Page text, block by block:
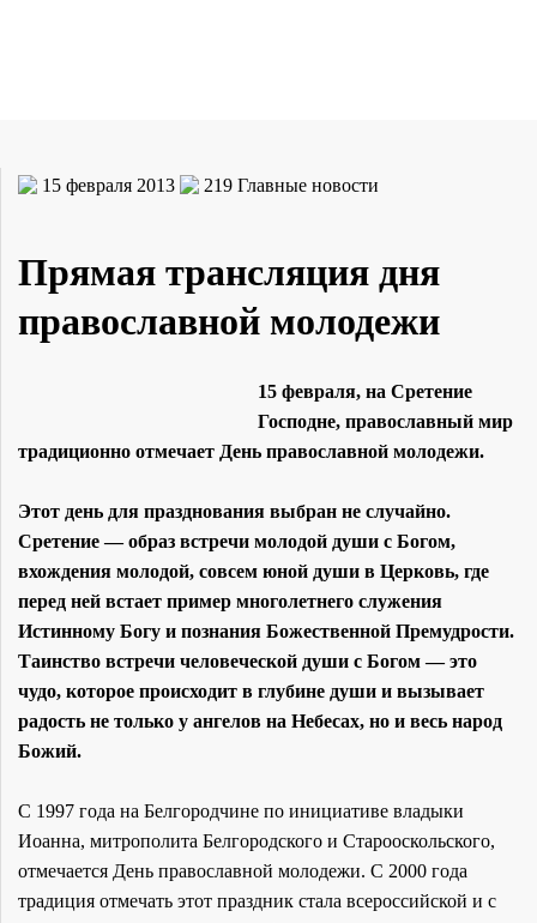
15 февраля 2013 219 Главные новости
Прямая трансляция дня
православной молодежи
15 февраля, на Сретение
Господне, православный мир
традиционно отмечает День православной молодежи.
Этот день для празднования выбран не случайно.
Сретение — образ встречи молодой души с Богом,
вхождения молодой, совсем юной души в Церковь, где
перед ней встает пример многолетнего служения
Истинному Богу и познания Божественной Премудрости.
Таинство встречи человеческой души с Богом — это
чудо, которое происходит в глубине души и вызывает
радость не только у ангелов на Небесах, но и весь народ
Божий.
С 1997 года на Белгородчине по инициативе владыки
Иоанна, митрополита Белгородского и Старооскольского,
отмечается День православной молодежи. С 2000 года
традиция отмечать этот праздник стала всероссийской и с